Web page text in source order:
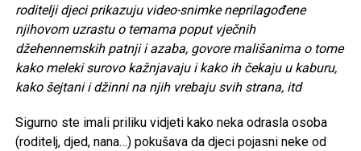
roditelji djeci prikazuju video-snimke neprilagođene
njihovom uzrastu o temama poput vječnih
džehennemskih patnji i azaba, govore mališanima o tome
kako meleki surovo kažnjavaju i kako ih čekaju u kaburu,
kako šejtani i džinni na njih vrebaju svih strana, itd
Sigurno ste imali priliku vidjeti kako neka odrasla osoba
(roditelj, djed, nana…) pokušava da djeci pojasni neke od